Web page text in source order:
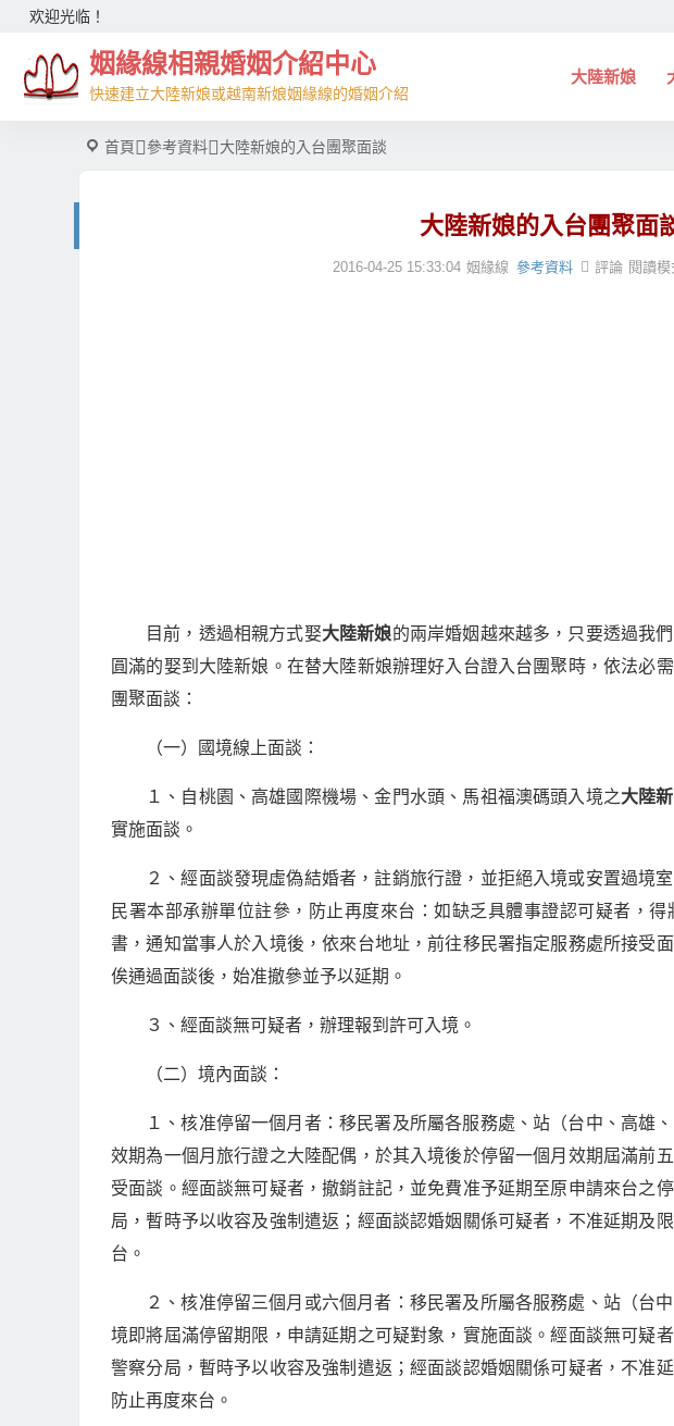
欢迎光临！
姻緣線相親婚姻介紹中心
快速建立大陸新娘或越南新娘姻緣線的婚姻介紹
大陸新娘
首頁 參考資料 大陸新娘的入台團聚面談
大陸新娘的入台團聚面
2016-04-25 15:33:04 姻緣線 參考資料 評論 閱讀模
目前，透過相親方式娶大陸新娘的兩岸婚姻越來越多，只要透過我
圓滿的娶到大陸新娘。在替大陸新娘辦理好入台證入台團聚時，依法必
團聚面談：
（一）國境線上面談：
１、自桃園、高雄國際機場、金門水頭、馬祖福澳碼頭入境之大陸
實施面談。
２、經面談發現虛偽結婚者，註銷旅行證，並拒絕入境或安置過境
民署本部承辦單位註參，防止再度來台：如缺乏具體事證認可疑者，
書，通知當事人於入境後，依來台地址，前往移民署指定服務處所接受
俟通過面談後，始准撤參並予以延期。
３、經面談無可疑者，辦理報到許可入境。
（二）境內面談：
１、核准停留一個月者：移民署及所屬各服務處、站（台中、高雄
效期為一個月旅行證之大陸配偶，於其入境後於停留一個月效期屆滿前
受面談。經面談無可疑者，撤銷註記，並免費准予延期至原申請來台之
局，暫時予以收容及強制遣返；經面談認婚姻關係可疑者，不准延期及
台。
２、核准停留三個月或六個月者：移民署及所屬各服務處、站（台
境即將屆滿停留期限，申請延期之可疑對象，實施面談。經面談無可疑
警察分局，暫時予以收容及強制遣返；經面談認婚姻關係可疑者，不准
防止再度來台。